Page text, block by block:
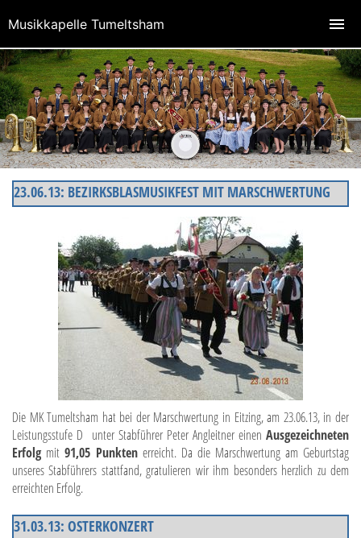
23.06.13: BEZIRKSBLASMUSIKFEST MIT MARSCHWERTUNG
Die MK Tumeltsham hat bei der Marschwertung in Eitzing, am 23.06.13, in der
Leistungsstufe D unter Stabführer Peter Angleitner einen Ausgezeichneten
Erfolgmit 91,05 Punkten erreicht. Da die Marschwertung am Geburtstag
unseres Stabführers stattfand, gratulieren wir ihm besonders herzlich zu dem
erreichten Erfolg.
31.03.13: OSTERKONZERT
Musikkapelle Tumeltsham